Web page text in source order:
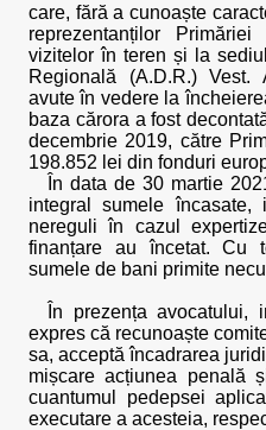
care, fără a cunoaște
reprezentanților
vizitelor în teren și la
Regională (A.D.R.)
avute în vedere la
baza cărora a fost
decembrie 2019, către
198.852 lei din fonduri
În data de 30 martie
integral sumele
nereguli în cazul
finanțare au încetat. Cu
sumele de bani primite
În prezența avocatului,
expres că recunoaște
sa, acceptă încadrarea
mișcare acțiunea penală
cuantumul pedepsei
executare a acesteia,